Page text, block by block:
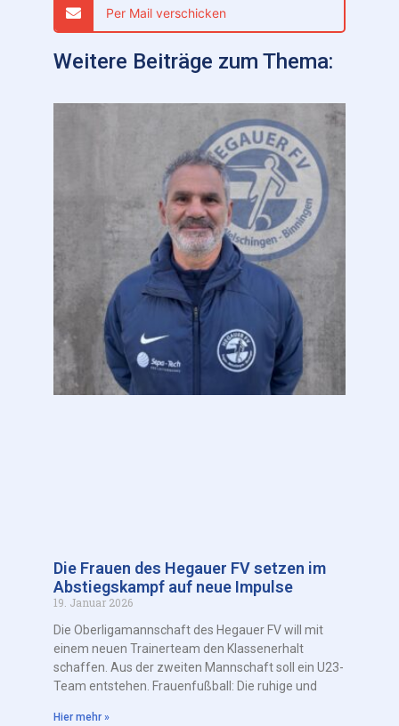
Per Mail verschicken
Weitere Beiträge zum Thema:
Die Frauen des Hegauer FV setzen im
Abstiegskampf auf neue Impulse
19. Januar 2026
Die Oberligamannschaft des Hegauer FV will mit
einem neuen Trainerteam den Klassenerhalt
schaffen. Aus der zweiten Mannschaft soll ein U23-
Team entstehen. Frauenfußball: Die ruhige und
Hier mehr »